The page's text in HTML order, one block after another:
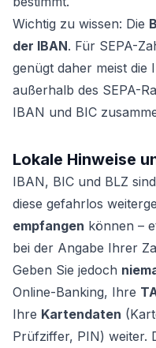
Wichtig zu wissen: Die
der IBAN. Für SEPA-
genügt daher meist die
außerhalb des SEPA-
IBAN und BIC
Lokale Hinweise
IBAN, BIC und BLZ sind
diese gefahrlos
empfangen können –
bei der Angabe Ihrer
Geben Sie jedoch
Online-Banking, Ihre
Ihre Kartendaten
Prüfziffer, PIN) weiter.